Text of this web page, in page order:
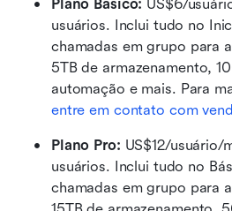
Plano Básico: US$6/
usuários. Inclui tudo no
chamadas em grupo para
5TB de armazenamento,
entre em contato com
Plano Pro: US$12/usuário/
usuários. Inclui tudo no
chamadas em grupo para